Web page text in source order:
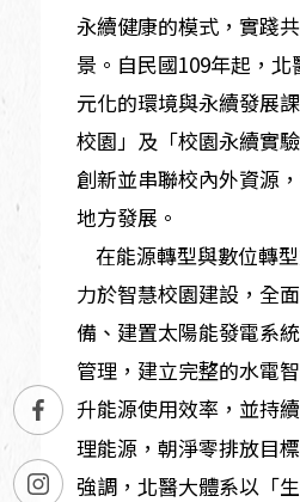
永續健康的模式，實踐
景。自民國109年起，
元化的環境與永續發展
校園」及「校園永續實
創新並串聯校內外資源
地方發展。
在能源轉型與數位轉
力於智慧校園建設，全
備、建置太陽能發電系
管理，建立完整的水電
升能源使用效率，並持
理能源，朝淨零排放目
強調，北醫大體系以「